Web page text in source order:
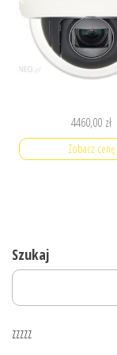
4460,00 zł
Zobacz cenę
Szukaj
zzzzz